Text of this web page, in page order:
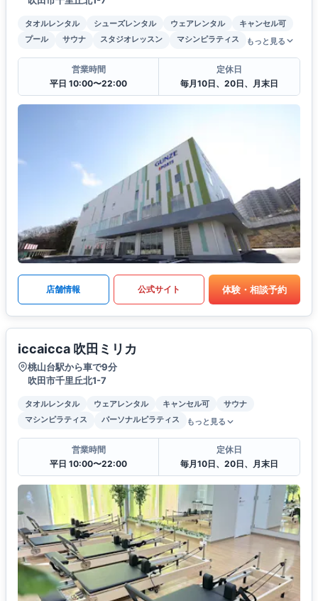
タオルレンタル シューズレンタル ウェアレンタル
キャンセル可
プール
サウナ スタジオレッスン マシンピラティス もっと見る
営業時間
平日 10:00〜22:00
定休日
毎月10日、20日、月末日
店舗情報 公式サイト 体験・相談予約
iccaicca 吹田ミリカ
桃山台駅から車で9分
吹田市千里丘北1-7
タオルレンタル ウェアレンタル キャンセル可
サウナ
マシンピラティス
パーソナルピラティス もっと見る
営業時間
平日 10:00〜22:00
定休日
毎月10日、20日、月末日